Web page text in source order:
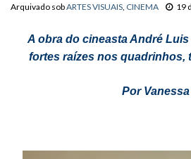
Arquivado sobARTES VISUAIS CINEMA 19
A obra do cineasta André
fortes raízes nos
Por